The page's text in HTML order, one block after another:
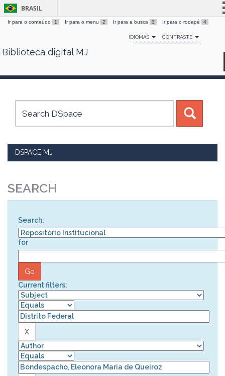
Skip
BRASIL
Simplifique!
Comunica BR
Canais
Ir para o conteúdo 1 Ir para o menu 2 Ir para a busca 3 Ir para o rodapé 4
IDIOMAS CONTRASTE
Biblioteca digital MJ
DSPACE MJ
SEARCH
Search:
for
Current filters: